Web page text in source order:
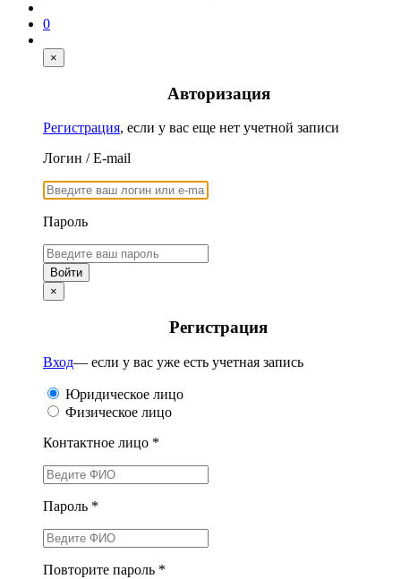
0
×
Авторизация
Регистрация, если у вас еще нет учетной записи
Логин / E-mail
Пароль
×
Регистрация
Вход— если у вас уже есть учетная запись
Юридическое лицо
Физическое лицо
Контактное лицо *
Пароль *
Повторите пароль *